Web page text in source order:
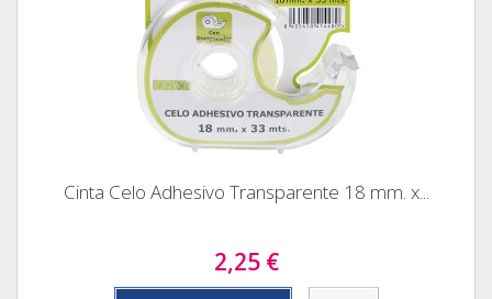
Cinta Celo Adhesivo Transparente 18 mm. x...
2,25 €